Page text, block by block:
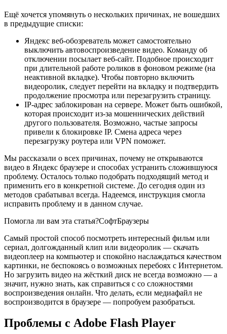
Ещё хочется упомянуть о нескольких причинах, не вошедших
в предыдущие списки:
Яндекс веб-обозреватель может самостоятельно
выключить автовоспроизведение видео. Команду об
отключении посылает веб-сайт. Подобное происходит
при длительной работе роликов в фоновом режиме (на
неактивной вкладке). Чтобы повторно включить
видеоролик, следует перейти на вкладку и подтвердить
продолжение просмотра или перезагрузить страницу.
IP-адрес заблокирован на сервере. Может быть ошибкой,
которая происходит из-за мошеннических действий
другого пользователя. Возможно, частые запросы
привели к блокировке IP. Смена адреса через
перезагрузку роутера или VPN поможет.
Мы рассказали о всех причинах, почему не открываются
видео в Яндекс браузере и способах устранить сложившуюся
проблему. Осталось только подобрать подходящий метод и
применить его в конкретной системе. До сегодня один из
методов срабатывал всегда. Надеемся, инструкция смогла
исправить проблему и в данном случае.
Помогла ли вам эта статья?СофтБраузеры
Самый простой способ посмотреть интересный фильм или
сериал, долгожданный клип или видеоролик — скачать
видеоплеер на компьютер и спокойно наслаждаться качеством
картинки, не беспокоясь о возможных перебоях с Интернетом.
Но загрузить видео на жёсткий диск не всегда возможно — а
значит, нужно знать, как справиться с со сложностями
воспроизведения онлайн. Что делать, если медиафайл не
воспроизводится в браузере — попробуем разобраться.
Проблемы с Adobe Flash Player